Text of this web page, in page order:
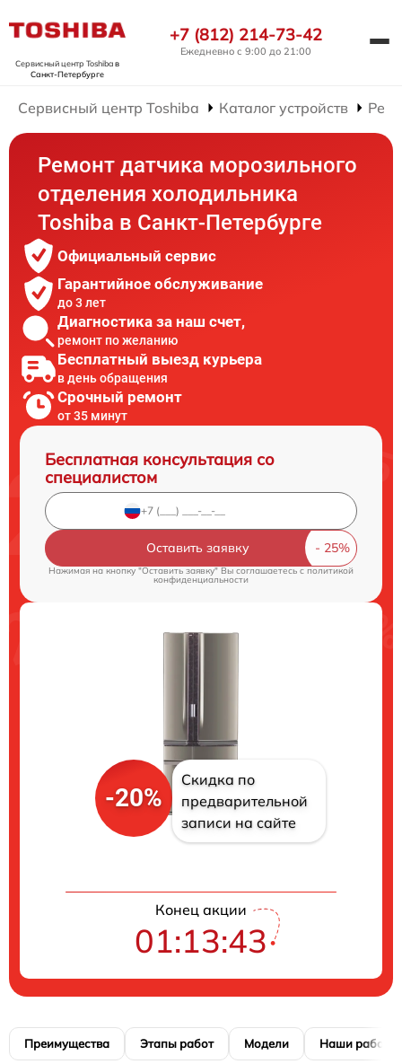
Сервисный центр Toshibaв
Санкт-Петербурге
+7 (812) 214-73-42
Ежедневно с 9:00 до 21:00
Сервисный центр Toshiba Каталог устройств
Ремонт датчика морозильного
отделения холодильника
Toshiba в Санкт-Петербурге
Официальный сервис
Гарантийное обслуживание
до 3 лет
Диагностика за наш счет,
ремонт по желанию
Бесплатный выезд курьера
в день обращения
Срочный ремонт
от 35 минут
Бесплатная консультация со
специалистом
Оставить заявку
Нажимая на кнопку "Оставить заявку" Вы соглашаетесь cполитикой
конфиденциальности
-20%
Скидка по
предварительной
записи на сайте
Конец акции
01:13:42
Преимущества Этапы работ Модели Наши работы